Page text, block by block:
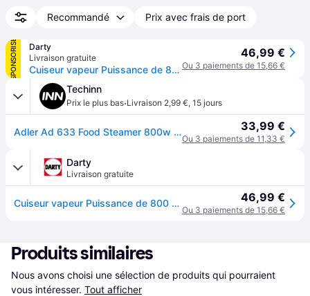
Recommandé Prix avec frais de port
SPONSORISÉ
Darty
Livraison gratuite
Cuiseur vapeur Puissance de 800 W. - 9L - Trois réservoirs de vapeur Steam Turbo transparents - AD 633
46,99 €
Ou 3 paiements de 15,66 €
Techinn
Prix le plus bas·Livraison 2,99 €, 15 jours
Adler Ad 633 Food Steamer 800w Clair 33,99 €
Ou 3 paiements de 11,33 €
Darty
Livraison gratuite
Cuiseur vapeur Puissance de 800 W. - 9L - Trois réservoirs de vapeur Steam Turbo transparents - AD 633 46,99 €
Ou 3 paiements de 15,66 €
Produits similaires
Nous avons choisi une sélection de produits qui pourraient
vous intéresser. Tout afficher